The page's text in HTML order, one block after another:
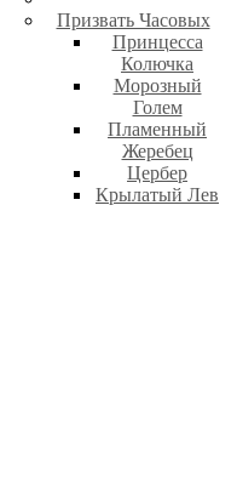
Призвать Часовых
Принцесса
Колючка
Морозный
Голем
Пламенный
Жеребец
Цербер
Крылатый Лев